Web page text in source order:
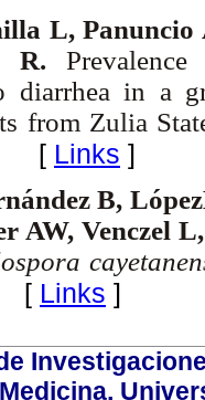
L, Panuncio
R.
diarrhea in a
from Zulia
Links ]
B,
AW, Venczel
Links ]